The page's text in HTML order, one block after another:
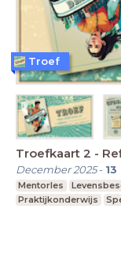
Troefkaart 2 -
December 2025- 13
Mentorles
Praktijkonderwijs
Troef